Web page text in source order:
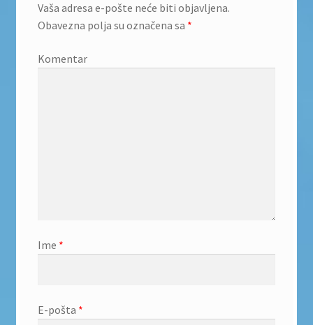
Vaša adresa e-pošte neće biti objavljena.
Obavezna polja su označena sa *
Komentar
Ime *
E-pošta *